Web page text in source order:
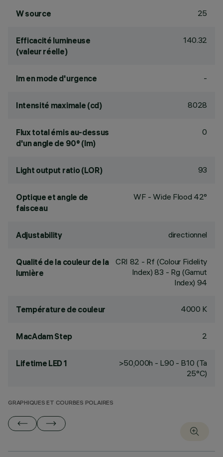
W source 25
Efficacité lumineuse
(valeur réelle)
140.32
lm en mode d'urgence -
Intensité maximale (cd) 8028
Flux total émis au-dessus
d'un angle de 90° (lm)
0
Light output ratio (LOR) 93
Optique et angle de
faisceau
WF - Wide Flood 42°
Adjustability directionnel
Qualité de la couleur de la
lumière
CRI 82 - Rf (Colour Fidelity
Index) 83 - Rg (Gamut
Index) 94
Température de couleur 4000 K
MacAdam Step 2
Lifetime LED 1
>50,000h - L90 - B10 (Ta
25°C)
GRAPHIQUES ET COURBES POLAIRES